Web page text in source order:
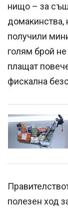
нищо – за
домакинства,
получили
голям брой
плащат
фискална
полезен ход